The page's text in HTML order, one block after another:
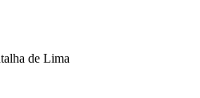
Batalha de Lima